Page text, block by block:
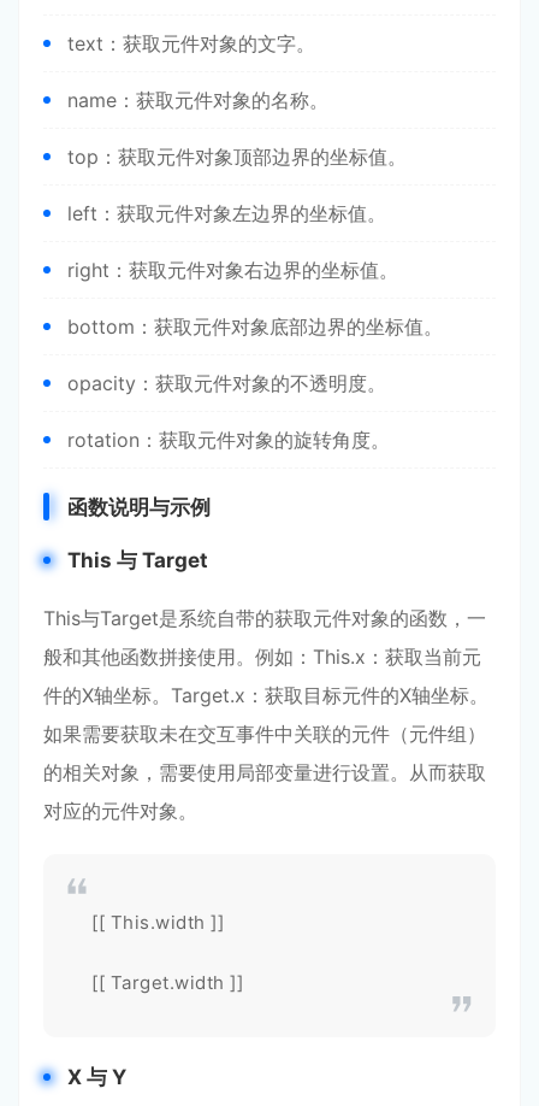
text：获取元件对象的文字。
name：获取元件对象的名称。
top：获取元件对象顶部边界的坐标值。
left：获取元件对象左边界的坐标值。
right：获取元件对象右边界的坐标值。
bottom：获取元件对象底部边界的坐标值。
opacity：获取元件对象的不透明度。
rotation：获取元件对象的旋转角度。
函数说明与示例
This 与 Target
This与Target是系统自带的获取元件对象的函数，一
般和其他函数拼接使用。例如：This.x：获取当前元
件的X轴坐标。Target.x：获取目标元件的X轴坐标。
如果需要获取未在交互事件中关联的元件（元件组）
的相关对象，需要使用局部变量进行设置。从而获取
对应的元件对象。
[[ This.width ]]
[[ Target.width ]]
X 与 Y